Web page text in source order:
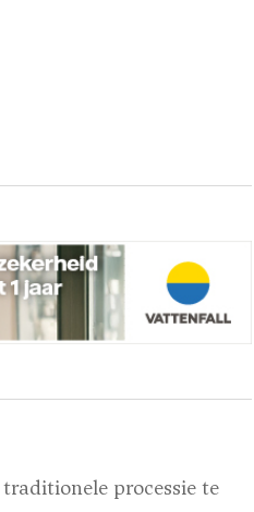
processie te